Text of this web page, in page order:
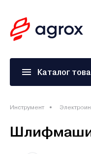
Каталог
Инструмент